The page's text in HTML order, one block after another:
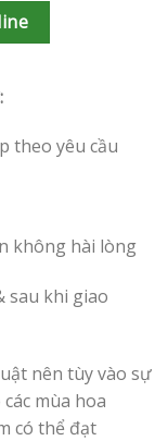
theo yêu cầu
không hài lòng
sau khi giao
nên tùy vào sự
mùa hoa
có thể đạt